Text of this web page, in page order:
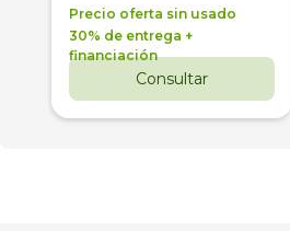
Precio oferta sin usado
30% de entrega +
financiación
Consultar